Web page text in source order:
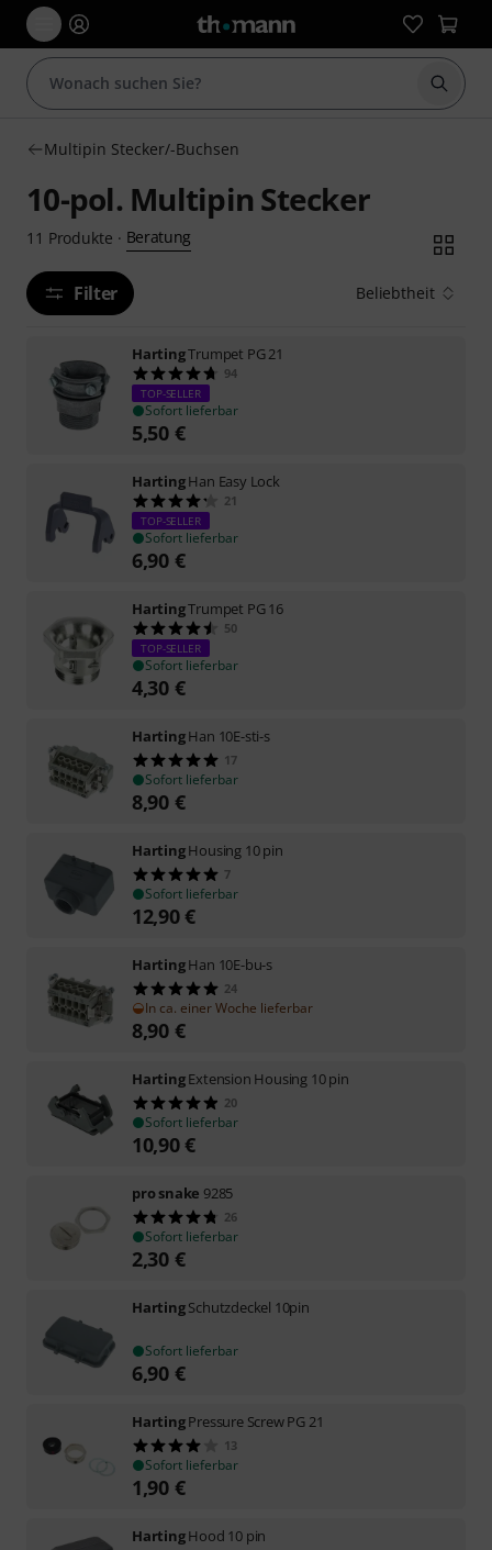
Suche
Multipin Stecker/-Buchsen
10-pol. Multipin Stecker
11 Produkte · Beratung
Filter Beliebtheit
HartingTrumpet PG 21
94
TOP-SELLER
Sofort lieferbar
5,50 €
HartingHan Easy Lock
21
TOP-SELLER
Sofort lieferbar
6,90 €
HartingTrumpet PG 16
50
TOP-SELLER
Sofort lieferbar
4,30 €
HartingHan 10E-sti-s
17
Sofort lieferbar
8,90 €
HartingHousing 10 pin
7
Sofort lieferbar
12,90€
HartingHan 10E-bu-s
24
In ca. einer Woche lieferbar
8,90 €
HartingExtension Housing 10 pin
20
Sofort lieferbar
10,90€
pro snake 9285
26
Sofort lieferbar
2,30 €
HartingSchutzdeckel 10pin
Sofort lieferbar
6,90 €
HartingPressure Screw PG 21
13
Sofort lieferbar
1,90 €
HartingHood 10 pin